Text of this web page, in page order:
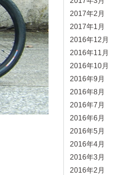
2017年2月
2017年1月
2016年12月
2016年11月
2016年10月
2016年9月
2016年8月
2016年7月
2016年6月
2016年5月
2016年4月
2016年3月
2016年2月